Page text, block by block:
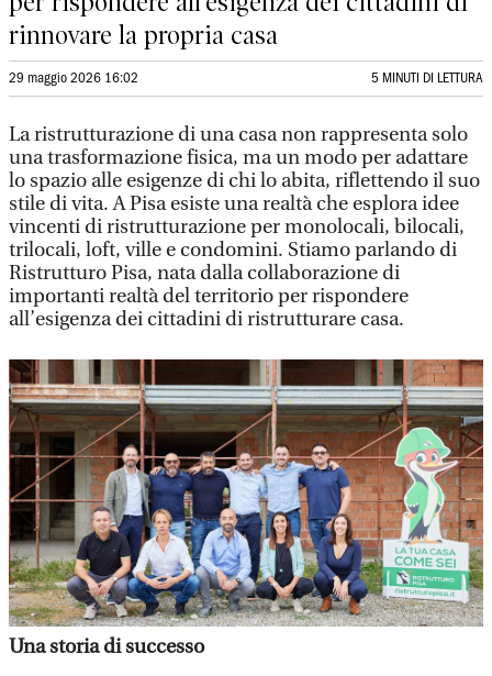
rinnovare la propria casa
29 maggio 2026 16:02 5 MINUTI DI LETTURA
La ristrutturazione di una casa non rappresenta solo
una trasformazione fisica, ma un modo per adattare
lo spazio alle esigenze di chi lo abita, riflettendo il suo
stile di vita. A Pisa esiste una realtà che esplora idee
vincenti di ristrutturazione per monolocali, bilocali,
trilocali, loft, ville e condomini. Stiamo parlando di
Ristrutturo Pisa, nata dalla collaborazione di
importanti realtà del territorio per rispondere
all’esigenza dei cittadini di ristrutturare casa.
Una storia di successo